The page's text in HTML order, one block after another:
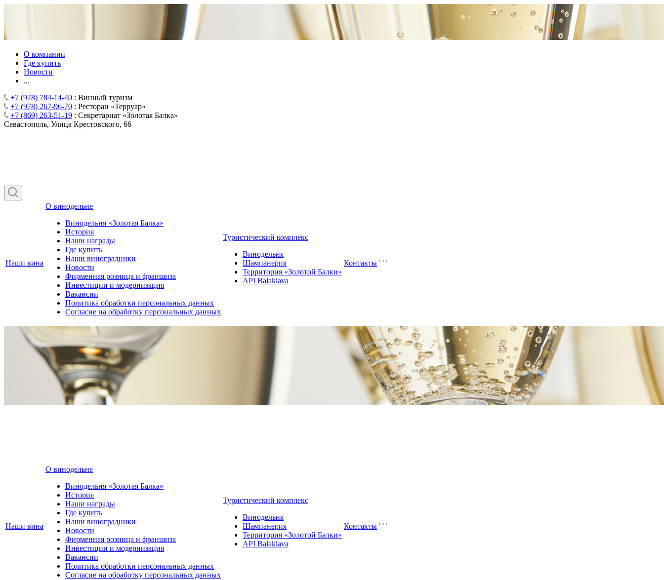
О компании
Где купить
Новости
...
+7 (978) 784-14-40 : Винный туризм
+7 (978) 267-96-70 : Ресторан «Терруар»
+7 (869) 263-51-19 : Секретариат «Золотая Балка»
Севастополь, Улица Крестовского, 66
Наши вина
О винодельне
Винодельня «Золотая Балка»
История
Наши награды
Где купить
Наши виноградники
Новости
Фирменная розница и франшиза
Инвестиции и модернизация
Вакансии
Политика обработки персональных данных
Согласие на обработку персональных данных
Туристический комплекс
Винодельня
Шампанерия
Территория «Золотой Балки»
API Balaklava
Контакты
Наши вина
О винодельне
Винодельня «Золотая Балка»
История
Наши награды
Где купить
Наши виноградники
Новости
Фирменная розница и франшиза
Инвестиции и модернизация
Вакансии
Политика обработки персональных данных
Согласие на обработку персональных данных
Туристический комплекс
Винодельня
Шампанерия
Территория «Золотой Балки»
API Balaklava
Контакты